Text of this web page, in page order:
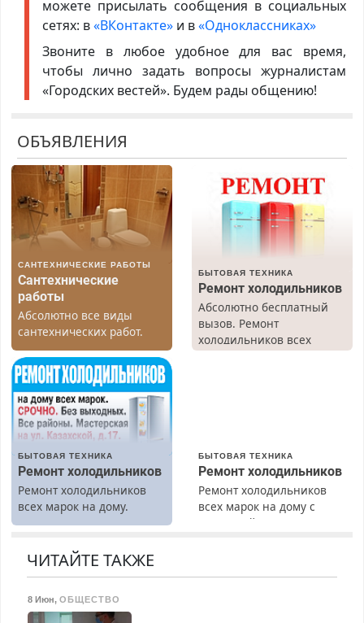
можете присылать сообщения в социальных
сетях: в«ВКонтакте»и в«Одноклассниках»
Звоните в любое удобное для вас время,
чтобы лично задать вопросы журналистам
«Городских вестей». Будем рады общению!
ОБЪЯВЛЕНИЯ
САНТЕХНИЧЕСКИЕ РАБОТЫ
Сантехнические
работы
Абсолютно все виды
сантехнических работ.
Быстро. Качественно.
Недорого.
БЫТОВАЯ ТЕХНИКА
Ремонт холодильников
Абсолютно бесплатный
вызов. Ремонт
холодильников всех
марок на дому, с
БЫТОВАЯ ТЕХНИКА
Ремонт холодильников
Ремонт холодильников
всех марок на дому.
БЫТОВАЯ ТЕХНИКА
Ремонт холодильников
Ремонт холодильников
всех марок на дому с
гарантией. Замена
ЧИТАЙТЕ ТАКЖЕ
8 Июн, ОБЩЕСТВО